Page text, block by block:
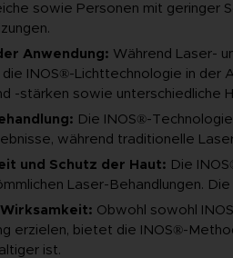
sowie Personen mit geringer
Anwendung: Während Laser-
die INOS®-Lichttechnologie in
-stärken sowie unterschiedliche
Die INOS®-
während traditionelle
und Schutz der Haut: Die
Laser-Behandlungen.
Obwohl sowohl
erzielen, bietet die INOS®-
ist.